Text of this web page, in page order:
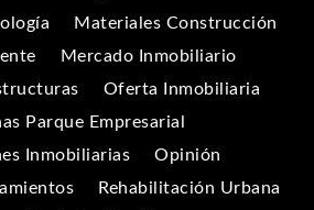
Materiales Construcción
Mercado Inmobiliario
Oferta Inmobiliaria
Parque Empresarial
Inmobiliarias
Opinión
Rehabilitación Urbana